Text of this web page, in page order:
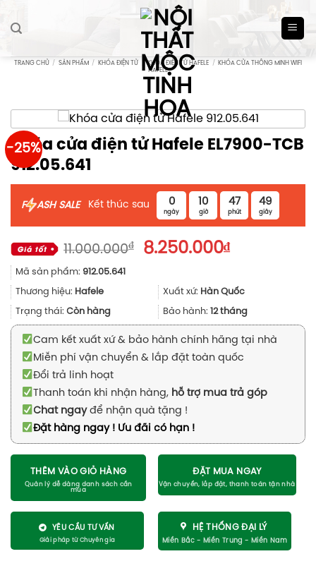
TRANG CHỦ / SẢN PHẨM / KHÓA ĐIỆN TỬ KHÓA ĐIỆN TỬ HAFELE /
KHÓA CỬA THÔNG MINH WIFI
HAFELE
-25%
Khóa cửa điện tử Hafele EL7900-TCB
912.05.641
F ASH SALE Kết thúc sau 0
ngày
10
giờ
47
phút
48
giây
11.000.000₫
Giá
11.000.000₫.
8.250.000₫Giá
là:
8.250.000₫.
Mã sản phẩm: 912.05.641
Thương hiệu: Hafele Xuất xứ: Hàn Quốc
Trạng thái: Còn hàng Bảo hành: 12 tháng
Cam kết xuất xứ & bảo hành chính hãng tại nhà
Miễn phí vận chuyển & lắp đặt toàn quốc
Đổi trả linh hoạt
Thanh toán khi nhận hàng, hỗ trợ mua trả góp
Chat ngayđể nhận quà tặng !
Đặt hàng ngay ! Ưu đãi có hạn !
THÊM VÀO GIỎ HÀNG ĐẶT MUA NGAY
YÊU CẦU TƯ VẤN HỆ THỐNG ĐẠI LÝ